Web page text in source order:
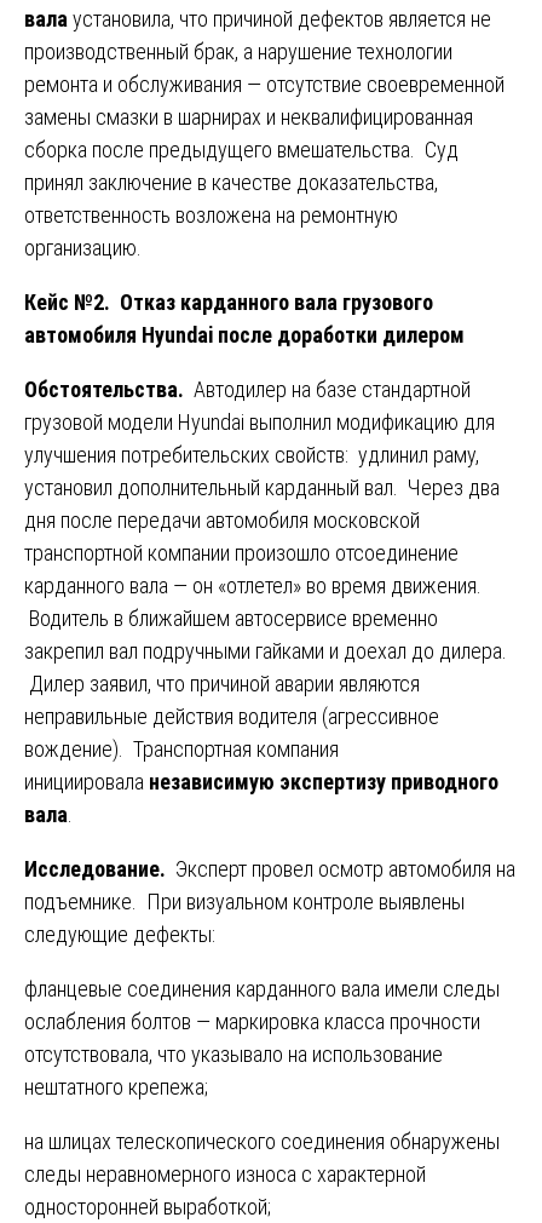
вала установила, что причиной дефектов является не
производственный брак, а нарушение технологии
ремонта и обслуживания — отсутствие своевременной
замены смазки в шарнирах и неквалифицированная
сборка после предыдущего вмешательства. Суд
принял заключение в качестве доказательства,
ответственность возложена на ремонтную
организацию.
Кейс №2. Отказ карданного вала грузового
автомобиля Hyundai после доработки дилером
Обстоятельства. Автодилер на базе стандартной
грузовой модели Hyundai выполнил модификацию для
улучшения потребительских свойств: удлинил раму,
установил дополнительный карданный вал. Через два
дня после передачи автомобиля московской
транспортной компании произошло отсоединение
карданного вала — он «отлетел» во время движения.
Водитель в ближайшем автосервисе временно
закрепил вал подручными гайками и доехал до дилера.
Дилер заявил, что причиной аварии являются
неправильные действия водителя (агрессивное
вождение). Транспортная компания
инициировала независимую экспертизу приводного
вала
Исследование. Эксперт провел осмотр автомобиля на
подъемнике. При визуальном контроле выявлены
следующие дефекты:
фланцевые соединения карданного вала имели следы
ослабления болтов — маркировка класса прочности
отсутствовала, что указывало на использование
нештатного крепежа;
на шлицах телескопического соединения обнаружены
следы неравномерного износа с характерной
односторонней выработкой;